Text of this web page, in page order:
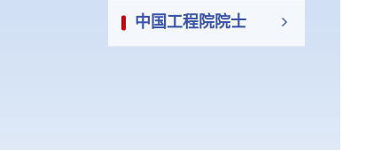
中国工程院院士